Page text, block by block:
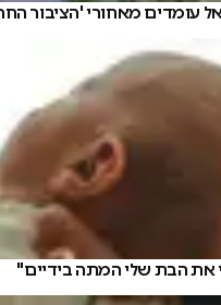
עומדים מאחורי 'הציבור
את הבת שלי המתה בידיים"